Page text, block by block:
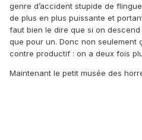
genre d’accident stupide de
de plus en plus puissante et
faut bien le dire que si on
que pour un. Donc non seulement
contre productif : on a deux fois
Maintenant le petit musée des